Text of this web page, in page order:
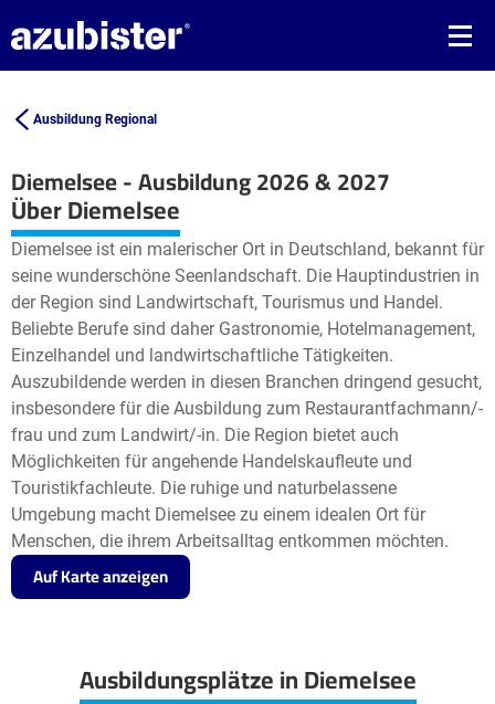
Ausbildung Regional
Diemelsee - Ausbildung 2026 & 2027
+
−
Leaflet| ©OpenStreetMap2
Über Diemelsee
Diemelsee ist ein malerischer Ort in Deutschland, bekannt für
seine wunderschöne Seenlandschaft. Die Hauptindustrien in
der Region sind Landwirtschaft, Tourismus und Handel.
Beliebte Berufe sind daher Gastronomie, Hotelmanagement,
Einzelhandel und landwirtschaftliche Tätigkeiten.
Auszubildende werden in diesen Branchen dringend gesucht,
insbesondere für die Ausbildung zum Restaurantfachmann/-
frau und zum Landwirt/-in. Die Region bietet auch
Möglichkeiten für angehende Handelskaufleute und
Touristikfachleute. Die ruhige und naturbelassene
Umgebung macht Diemelsee zu einem idealen Ort für
Menschen, die ihrem Arbeitsalltag entkommen möchten.
Auf Karte anzeigen
Ausbildungsplätze in Diemelsee